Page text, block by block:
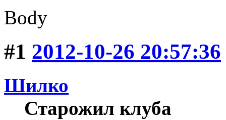
Body
#1 2012-10-26 20:57:36
Шилко
Старожил клуба